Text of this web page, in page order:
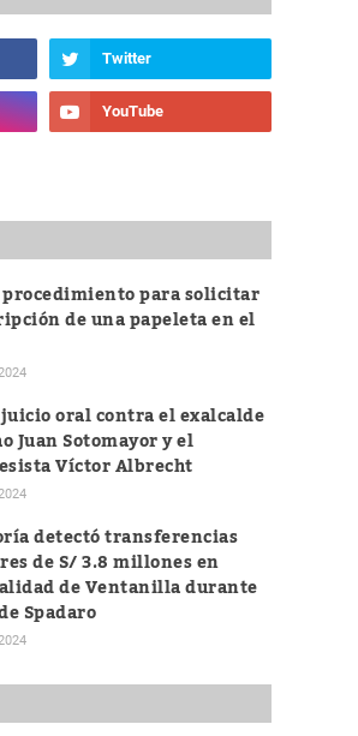
procedimiento para solicitar
de una papeleta en el
oral contra el exalcalde
Juan Sotomayor y el
Víctor Albrecht
detectó transferencias
de S/ 3.8 millones en
de Ventanilla durante
Spadaro